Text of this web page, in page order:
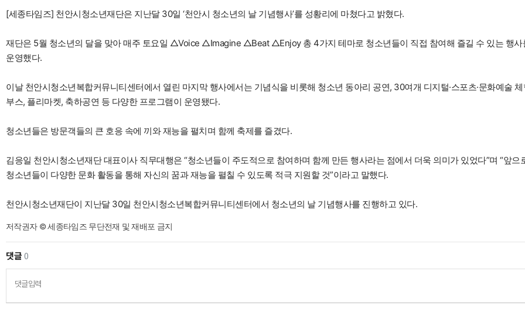
[세종타임즈] 천안시청소년재단은 지난달 30일 ‘천안시 청소년의 날 기념행사’를 성황리에 마쳤다고 밝혔다.
재단은 5월 청소년의 달을 맞아 매주 토요일 △Voice △Imagine △Beat △Enjoy 총 4가지 테마로 청소년들이 직접 참여해 즐길 수 있는 행사
운영했다.
이날 천안시청소년복합커뮤니티센터에서 열린 마지막 행사에서는 기념식을 비롯해 청소년 동아리 공연, 30여개 디지털·스포츠·문화예술 체
부스, 플리마켓, 축하공연 등 다양한 프로그램이 운영됐다.
청소년들은 방문객들의 큰 호응 속에 끼와 재능을 펼치며 함께 축제를 즐겼다.
김응일 천안시청소년재단 대표이사 직무대행은 “청소년들이 주도적으로 참여하며 함께 만든 행사라는 점에서 더욱 의미가 있었다”며 “앞으
청소년들이 다양한 문화 활동을 통해 자신의 꿈과 재능을 펼칠 수 있도록 적극 지원할 것”이라고 말했다.
천안시청소년재단이 지난달 30일 천안시청소년복합커뮤니티센터에서 청소년의 날 기념행사를 진행하고 있다.
저작권자 © 세종타임즈 무단전재 및 재배포 금지
댓글0
댓글입력